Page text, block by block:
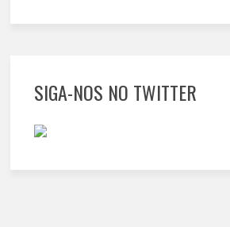
SIGA-NOS NO TWITTER